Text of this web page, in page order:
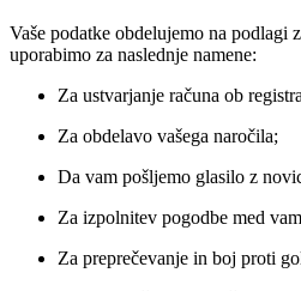
Vaše podatke obdelujemo na podlagi
uporabimo za naslednje namene:
Za ustvarjanje računa ob
Za obdelavo vašega naročila;
Da vam pošljemo glasilo z
Za izpolnitev pogodbe med
Za preprečevanje in boj proti